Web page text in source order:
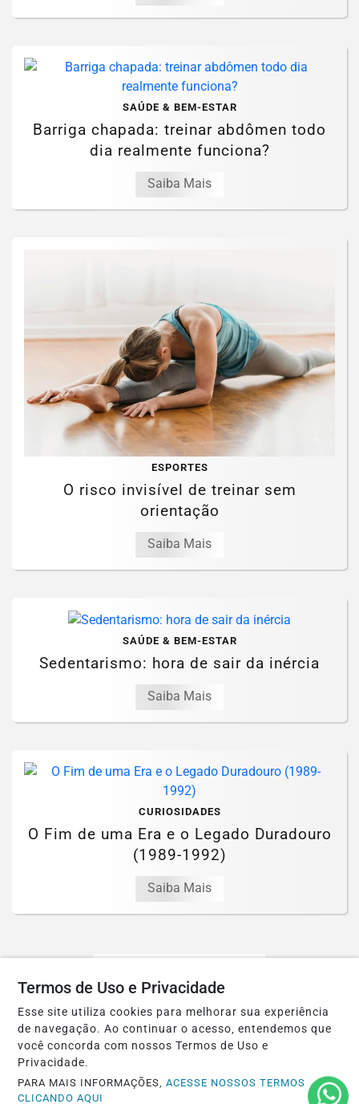
SAÚDE & BEM-ESTAR
Barriga chapada: treinar abdômen todo
dia realmente funciona?
Saiba Mais
ESPORTES
O risco invisível de treinar sem
orientação
Saiba Mais
SAÚDE & BEM-ESTAR
Sedentarismo: hora de sair da inércia
Saiba Mais
CURIOSIDADES
O Fim de uma Era e o Legado Duradouro
(1989-1992)
Saiba Mais
Não possui uma conta?
Termos de Uso e Privacidade
Esse site utiliza cookies para melhorar sua experiência
de navegação. Ao continuar o acesso, entendemos que
você concorda com nossos Termos de Uso e
Privacidade.
PARA MAIS INFORMAÇÕES,ACESSE NOSSOS TERMOS
CLICANDO AQUI